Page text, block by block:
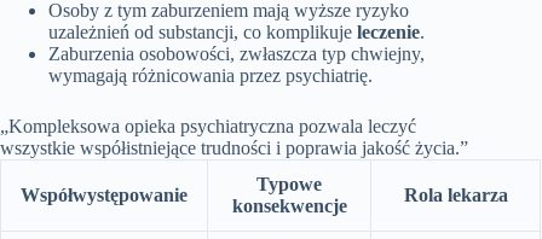
Osoby z tym zaburzeniem mają wyższe ryzyko
uzależnień od substancji, co komplikuje leczenie.
Zaburzenia osobowości, zwłaszcza typ chwiejny,
wymagają różnicowania przez psychiatrię.
„Kompleksowa opieka psychiatryczna pozwala leczyć
wszystkie współistniejące trudności i poprawia jakość życia.”
Współwystępowanie
Typowe
konsekwencje
Rola lekarza